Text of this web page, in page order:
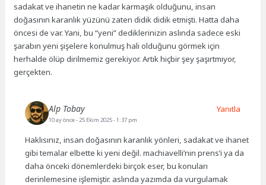
sadakat ve ihanetin ne kadar karmaşık olduğunu, insan
doğasının karanlık yüzünü zaten didik didik etmişti. Hatta daha
öncesi de var. Yani, bu “yeni” dediklerinizin aslında sadece eski
şarabın yeni şişelere konulmuş hali olduğunu görmek için
herhalde ölüp dirilmemiz gerekiyor. Artık hiçbir şey şaşırtmıyor,
gerçekten.
Alp Tobay
10 ay önce- 25 Ekim 2025 - 1:37 pm
Haklısınız, insan doğasının karanlık yönleri, sadakat ve ihanet
gibi temalar elbette ki yeni değil. machiavelli’nin prens’i ya da
daha önceki dönemlerdeki birçok eser, bu konuları
derinlemesine işlemiştir. aslında yazımda da vurgulamak
Yanıtla